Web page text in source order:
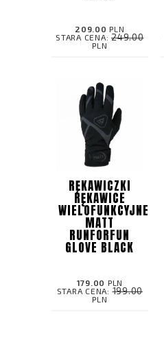
209.00 PLN
STARA CENA: 249.00
PLN
RĘKAWICZKI
RĘKAWICE
WIELOFUNKCYJNE
MATT
RUNFORFUN
GLOVE BLACK
179.00 PLN
STARA CENA:199.00
PLN